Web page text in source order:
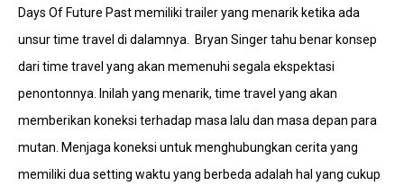
Days Of Future Past memiliki trailer yang menarik ketika ada
unsur time travel di dalamnya. Bryan Singer tahu benar konsep
dari time travel yang akan memenuhi segala ekspektasi
penontonnya. Inilah yang menarik, time travel yang akan
memberikan koneksi terhadap masa lalu dan masa depan para
mutan. Menjaga koneksi untuk menghubungkan cerita yang
memiliki dua setting waktu yang berbeda adalah hal yang cukup